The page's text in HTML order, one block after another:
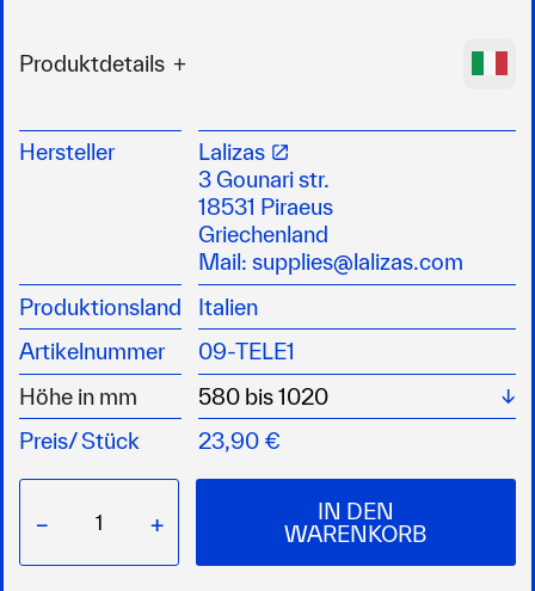
Produktdetails
große Gummi-Auflagefläche (ca. Ø 10 cm)
Alurohr Ø 30 bzw. 25 mm
fixieren der eingestellten Länge durch Drehen
Hersteller
Lalizas
3 Gounari str.
18531 Piraeus
Griechenland
Mail: supplies@lalizas.com
Produktionsland
Italien
Artikelnummer
09-TELE1
Höhe in mm
Preis/Stück 23,90 €
− +
IN DEN
WARENKORB